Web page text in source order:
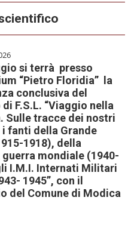
si terrà presso
“Pietro Floridia” la
conclusiva del
F.S.L. “Viaggio nella
Sulle tracce dei nostri
fanti della Grande
1918), della
guerra mondiale (1940-
I.M.I. Internati Militari
1945”, con il
del Comune di Modica